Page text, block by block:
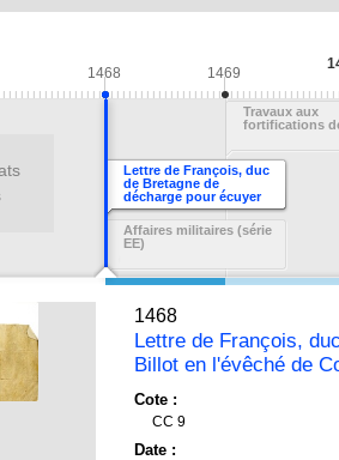
1468
Lettre de François,
Billot en l'évêché de
Cote :
CC 9
Date :
Lettre de François, duc
de Bretagne de
décharge pour écuyer
Rolland de Lezongar,
seigneur de Pratanras
fermier général du Devoir
de Billot en l'évêché de
Affaires militaires (série
EE)
Travaux aux
fortifications
1468 1469